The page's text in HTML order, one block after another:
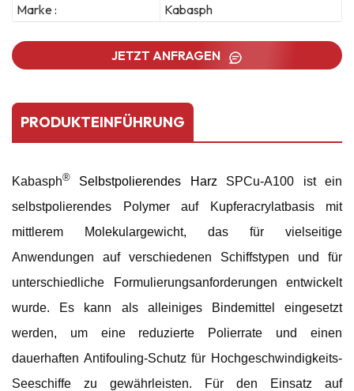
Marke :
Kabasph
JETZT ANFRAGEN
PRODUKTEINFÜHRUNG
Kabasph® Selbstpolierendes Harz SPCu-A100 ist ein
selbstpolierendes Polymer auf Kupferacrylatbasis mit
mittlerem Molekulargewicht, das für vielseitige
Anwendungen auf verschiedenen Schiffstypen und für
unterschiedliche Formulierungsanforderungen entwickelt
wurde. Es kann als alleiniges Bindemittel eingesetzt
werden, um eine reduzierte Polierrate und einen
dauerhaften Antifouling-Schutz für Hochgeschwindigkeits-
Seeschiffe zu gewährleisten. Für den Einsatz auf